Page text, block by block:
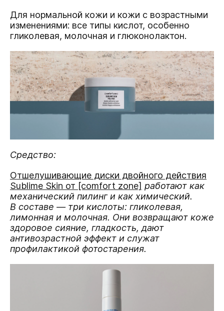
Для нормальной кожи и кожи с возрастными
изменениями: все типы кислот, особенно
гликолевая, молочная и глюконолактон.
Средство:
Отшелушивающие диски двойного действия
Sublime Skin от [comfort zone] работают как
механический пилинг и как химический.
В составе — три кислоты: гликолевая,
лимонная и молочная. Они возвращают коже
здоровое сияние, гладкость, дают
антивозрастной эффект и служат
профилактикой фотостарения.